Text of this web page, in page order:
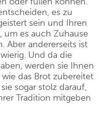
es zu
sein und Ihren
es auch Zuhause
Aber andererseits ist
Und da die
werden sie Ihnen
das Brot zubereitet
sogar stolz darauf,
Tradition mitgeben